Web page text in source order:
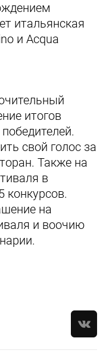
итальянская
и Aсqua
итогов
свой голос за
Также на
в
конкурсов.
на
и воочию